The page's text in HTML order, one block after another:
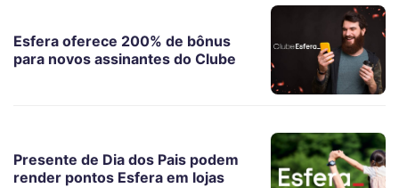
Esfera oferece 200% de bônus
para novos assinantes do Clube
Presente de Dia dos Pais podem
render pontos Esfera em lojas